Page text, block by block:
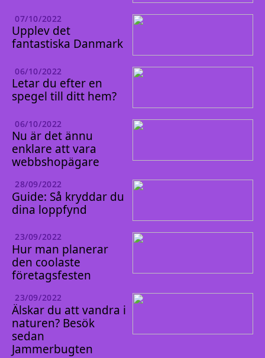
07/10/2022
Upplev det
fantastiska Danmark
06/10/2022
Letar du efter en
spegel till ditt hem?
06/10/2022
Nu är det ännu
enklare att vara
webbshopägare
28/09/2022
Guide: Så kryddar du
dina loppfynd
23/09/2022
Hur man planerar
den coolaste
företagsfesten
23/09/2022
Älskar du att vandra i
naturen? Besök
sedan
Jammerbugten